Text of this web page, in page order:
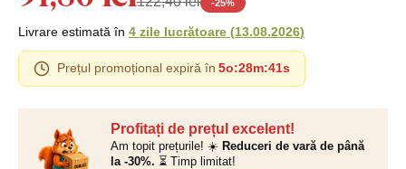
Profitați de prețul excelent!
Am topit prețurile! ☀️ Reduceri de vară de până
la -30%. ⏳ Timp limitat!
-25%
Livrare estimată în 4 zile lucrătoare (13.08.2026)
Prețul promoțional expiră în 5o:28m:40s